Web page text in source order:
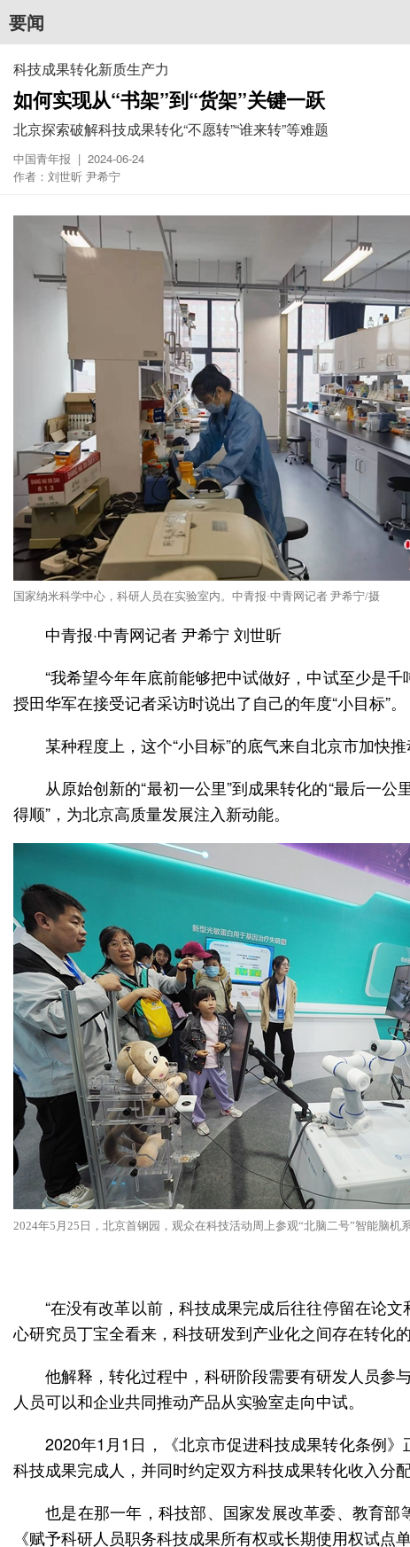
要闻
科技成果转化新质生产力
如何实现从“书架”到“货架”关键一跃
​北京探索破解科技成果转化“不愿转”“谁来转”等难题
中国青年报 | 2024-06-24
作者：刘世昕 尹希宁
国家纳米科学中心，科研人员在实验室内。中青报·中青网记者 尹希宁/摄
中青报·中青网记者 尹希宁 刘世昕
“我希望今年年底前能够把中试做好，中试至少是
授田华军在接受记者采访时说出了自己的年度“小目标”。
某种程度上，这个“小目标”的底气来自北京市加快
从原始创新的“最初一公里”到成果转化的“最后一公
得顺”，为北京高质量发展注入新动能。
2024年5月25日，北京首钢园，观众在科技活动周上参观“北脑二号”智能脑机
“在没有改革以前，科技成果完成后往往停留在论
心研究员丁宝全看来，科技研发到产业化之间存在转化
他解释，转化过程中，科研阶段需要有研发人员参
人员可以和企业共同推动产品从实验室走向中试。
2020年1月1日，《北京市促进科技成果转化条例
科技成果完成人，并同时约定双方科技成果转化收入分配
也是在那一年，科技部、国家发展改革委、教育
《赋予科研人员职务科技成果所有权或长期使用权试点